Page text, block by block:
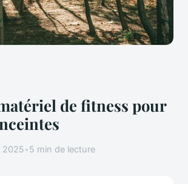
de fitness pour
2025•5 min de lecture